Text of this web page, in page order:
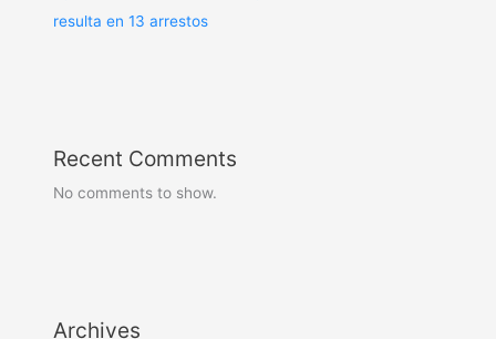
resulta en 13 arrestos
Recent Comments
No comments to show.
Archives